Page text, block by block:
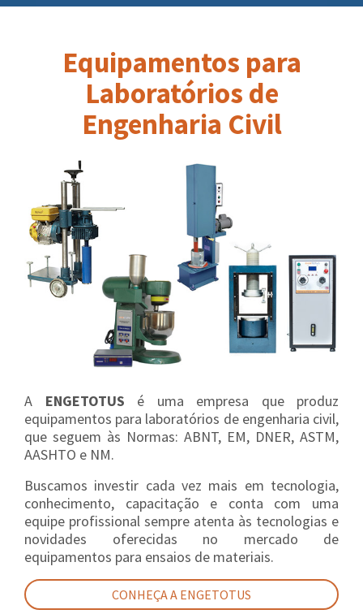
Equipamentos para
Laboratórios de
Engenharia Civil
A ENGETOTUS é uma empresa que produz
equipamentos para laboratórios de engenharia civil,
que seguem às Normas: ABNT, EM, DNER, ASTM,
AASHTO e NM.
Buscamos investir cada vez mais em tecnologia,
conhecimento, capacitação e conta com uma
equipe profissional sempre atenta às tecnologias e
novidades oferecidas no mercado de
equipamentos para ensaios de materiais.
CONHEÇA A ENGETOTUS